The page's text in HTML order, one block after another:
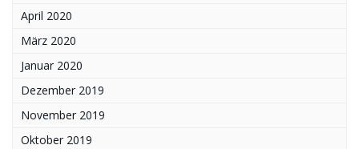
April 2020
März 2020
Januar 2020
Dezember 2019
November 2019
Oktober 2019